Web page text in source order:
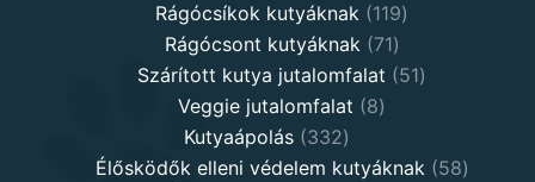
products
Rágócsíkok kutyáknak 119119
Rágócsont kutyáknak 7171
products
Szárított kutya jutalomfalat 5151
Veggie jutalomfalat 88
Kutyaápolás 332332
products
Élősködők elleni védelem kutyáknak 5858